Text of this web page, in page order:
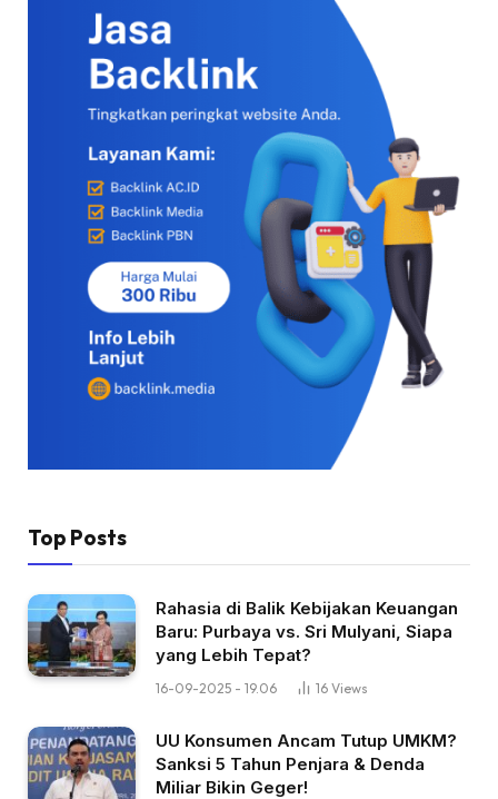
Top Posts
Rahasia di Balik Kebijakan Keuangan
Baru: Purbaya vs. Sri Mulyani, Siapa
yang Lebih Tepat?
16-09-2025 - 19.06 16 Views
UU Konsumen Ancam Tutup UMKM?
Sanksi 5 Tahun Penjara & Denda
Miliar Bikin Geger!